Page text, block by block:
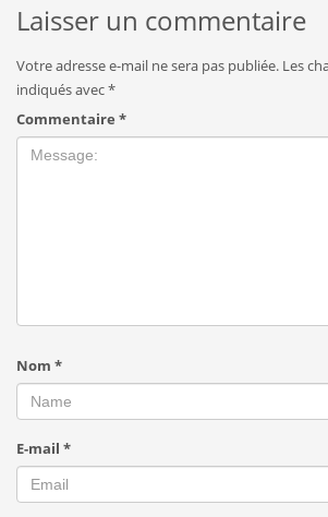
Laisser un commentaire
Votre adresse e-mail ne sera pas publiée. Les
indiqués avec*
Commentaire *
Nom *
E-mail *